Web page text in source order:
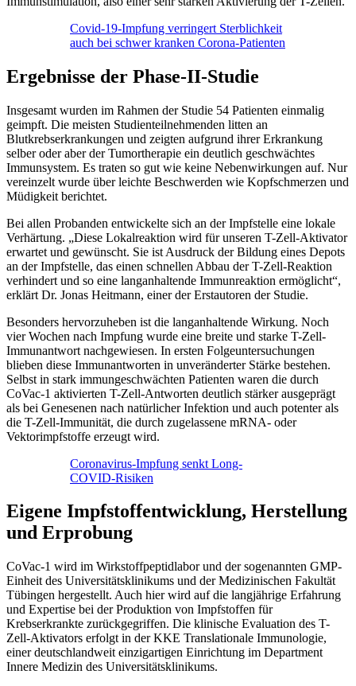
Covid-19-Impfung verringert Sterblichkeit
auch bei schwer kranken Corona-Patienten
Ergebnisse der Phase-II-Studie
Insgesamt wurden im Rahmen der Studie 54 Patienten einmalig
geimpft. Die meisten Studienteilnehmenden litten an
Blutkrebserkrankungen und zeigten aufgrund ihrer Erkrankung
selber oder aber der Tumortherapie ein deutlich geschwächtes
Immunsystem. Es traten so gut wie keine Nebenwirkungen auf. Nur
vereinzelt wurde über leichte Beschwerden wie Kopfschmerzen und
Müdigkeit berichtet.
Bei allen Probanden entwickelte sich an der Impfstelle eine lokale
Verhärtung. „Diese Lokalreaktion wird für unseren T-Zell-Aktivator
erwartet und gewünscht. Sie ist Ausdruck der Bildung eines Depots
an der Impfstelle, das einen schnellen Abbau der T-Zell-Reaktion
verhindert und so eine langanhaltende Immunreaktion ermöglicht“,
erklärt Dr. Jonas Heitmann, einer der Erstautoren der Studie.
Besonders hervorzuheben ist die langanhaltende Wirkung. Noch
vier Wochen nach Impfung wurde eine breite und starke T-Zell-
Immunantwort nachgewiesen. In ersten Folgeuntersuchungen
blieben diese Immunantworten in unveränderter Stärke bestehen.
Selbst in stark immungeschwächten Patienten waren die durch
CoVac-1 aktivierten T-Zell-Antworten deutlich stärker ausgeprägt
als bei Genesenen nach natürlicher Infektion und auch potenter als
die T-Zell-Immunität, die durch zugelassene mRNA- oder
Vektorimpfstoffe erzeugt wird.
Coronavirus-Impfung senkt Long-
COVID-Risiken
Eigene Impfstoffentwicklung, Herstellung
und Erprobung
CoVac-1 wird im Wirkstoffpeptidlabor und der sogenannten GMP-
Einheit des Universitätsklinikums und der Medizinischen Fakultät
Tübingen hergestellt. Auch hier wird auf die langjährige Erfahrung
und Expertise bei der Produktion von Impfstoffen für
Krebserkrankte zurückgegriffen. Die klinische Evaluation des T-
Zell-Aktivators erfolgt in der KKE Translationale Immunologie,
einer deutschlandweit einzigartigen Einrichtung im Department
Innere Medizin des Universitätsklinikums.